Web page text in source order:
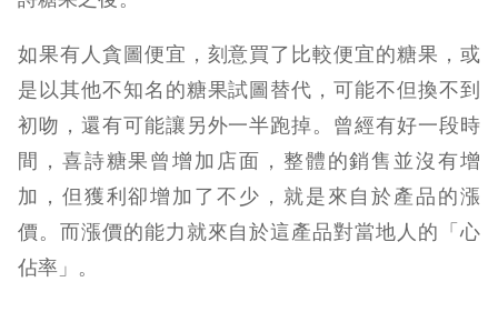
如果有人貪圖便宜，刻意買了比較便宜的糖果，或
是以其他不知名的糖果試圖替代，可能不但換不到
初吻，還有可能讓另外一半跑掉。曾經有好一段時
間，喜詩糖果曾增加店面，整體的銷售並沒有增
加，但獲利卻增加了不少，就是來自於產品的漲
價。而漲價的能力就來自於這產品對當地人的「心
佔率」。